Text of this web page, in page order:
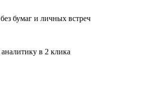
бумаг и личных встреч
в 2 клика